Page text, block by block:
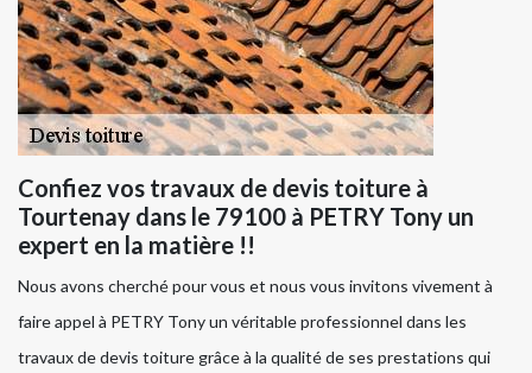
Confiez vos travaux de devis toiture à
Tourtenay dans le 79100 à PETRY Tony un
expert en la matière !!
Nous avons cherché pour vous et nous vous invitons vivement à
faire appel à PETRY Tony un véritable professionnel dans les
travaux de devis toiture grâce à la qualité de ses prestations qui